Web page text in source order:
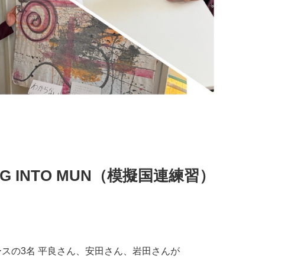
INTO MUN（模擬国連練習）
の3名 平良さん、安田さん、岩田さんが